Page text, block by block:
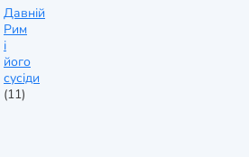
Давній
Рим
і
його
сусіди
(11)